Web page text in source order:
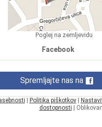
Poglej na zemljevidu
Facebook
Spremljajte nas na
Politika piškotkov|
dostopnosti |